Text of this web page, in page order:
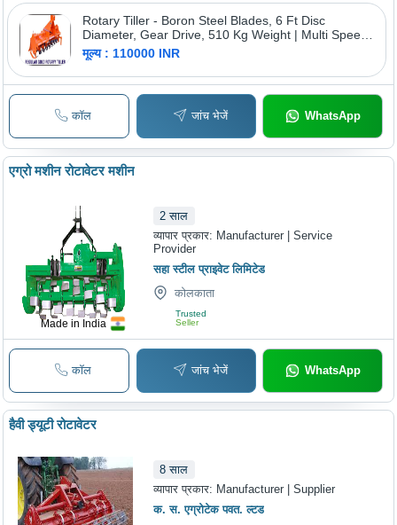
Rotary Tiller - Boron Steel Blades, 6 Ft Disc
Diameter, Gear Drive, 510 Kg Weight | Multi Speed
Gear Box for Varied Soil Conditions, Heavy Duty
Side Gear Drive in Oil Bath
मूल्य : 110000 INR
कॉल जांच भेजें WhatsApp
Made in India
एग्रो मशीन रोटावेटर मशीन
2 साल
व्यापार प्रकार: Manufacturer | Service
Provider
सहा स्टील प्राइवेट लिमिटेड
कोलकाता
Trusted
Seller
कॉल जांच भेजें WhatsApp
हैवी ड्यूटी रोटावेटर
8 साल
व्यापार प्रकार: Manufacturer | Supplier
क. स. एग्रोटेक पवत. ल्टड